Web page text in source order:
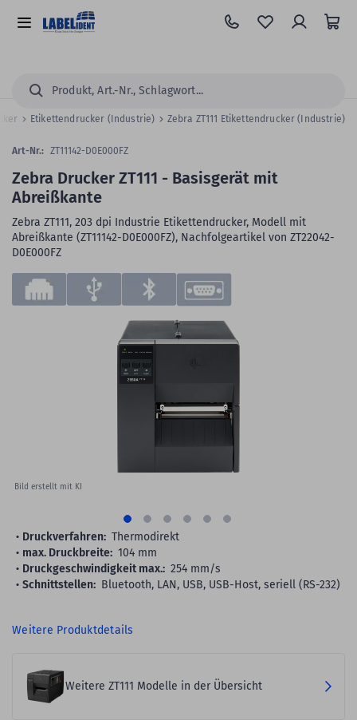
Hauptinhalt
springen
Alle
Suchen...
Etikettendrucker (Industrie) Zebra ZT111 Etikettendrucker (Industrie)
Ende
der
Bild erstellt mit KI
Skip
the
Zebra Drucker ZT111 - Basisgerät mit
Abreißkante
Zebra ZT111, 203 dpi Industrie Etikettendrucker, Modell mit
Abreißkante (ZT11142-D0E000FZ), Nachfolgeartikel von ZT22042-
D0E000FZ
Art-Nr.: ZT11142-D0E000FZ
Druckverfahren: Thermodirekt
max. Druckbreite: 104 mm
Druckgeschwindigkeit max.: 254 mm/s
Schnittstellen: Bluetooth, LAN, USB, USB-Host, seriell (RS-232)
Weitere Produktdetails
Weitere ZT111 Modelle in der Übersicht